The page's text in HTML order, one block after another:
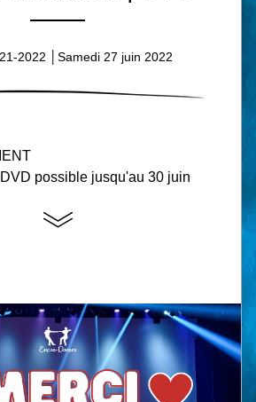
2022 │Samedi 27 juin 2022
possible jusqu'au 30 juin